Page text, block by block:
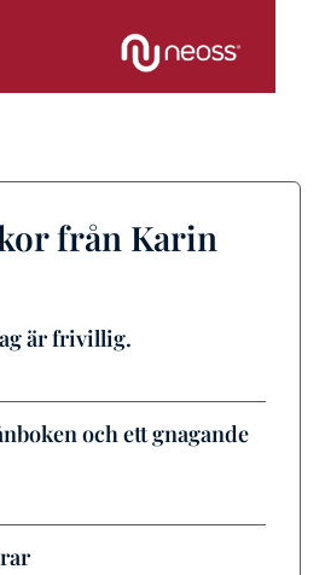
från Karin
är frivillig.
och ett gnagande